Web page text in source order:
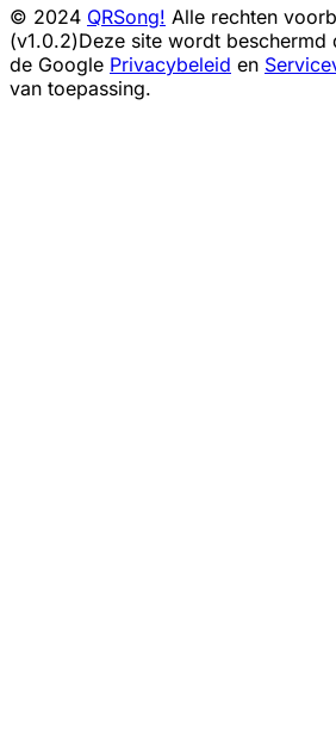
© 2024 QRSong! Alle rechten
(v1.0.2)Deze site wordt beschermd
de Google Privacybeleid en
van toepassing.